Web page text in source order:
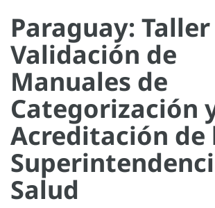
Paraguay:
Validación de
Manuales de
Categorización
Acreditación de
Salud